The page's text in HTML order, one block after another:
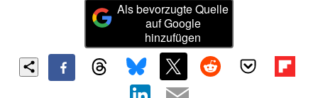
Als bevorzugte Quelle
auf Google
hinzufügen